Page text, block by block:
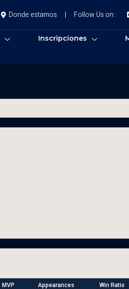
Donde estamos | Follow Us on :
Inscripciones
MVP Appearances Win Ratio